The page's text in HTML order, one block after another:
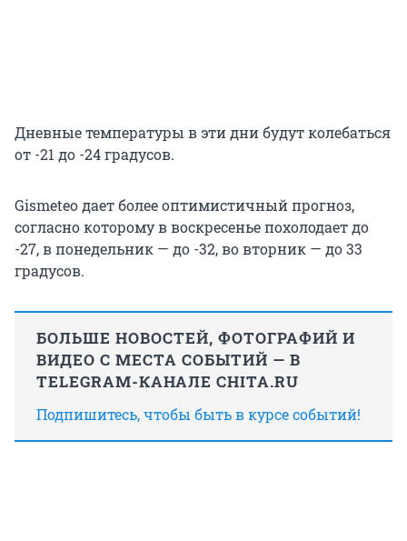
Дневные температуры в эти дни будут колебаться
от -21 до -24 градусов.
Gismeteo дает более оптимистичный прогноз,
согласно которому в воскресенье похолодает до
-27, в понедельник — до -32, во вторник — до 33
градусов.
БОЛЬШЕ НОВОСТЕЙ, ФОТОГРАФИЙ И
ВИДЕО С МЕСТА СОБЫТИЙ — В
TELEGRAM-КАНАЛЕ CHITA.RU
Подпишитесь, чтобы быть в курсе событий!